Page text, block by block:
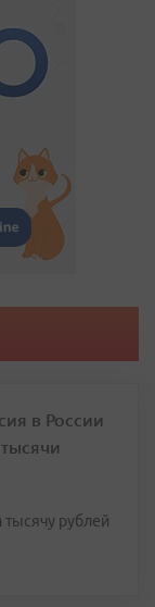
в России
тысячу рублей